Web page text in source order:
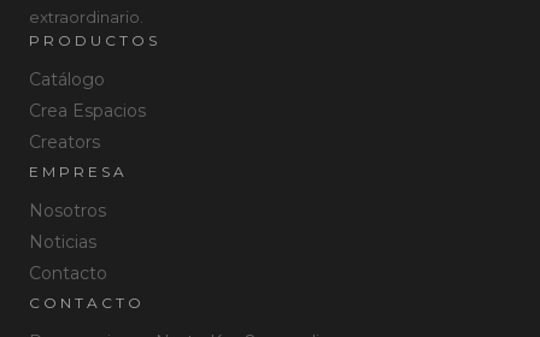
extraordinario.
PRODUCTOS
Catálogo
Crea Espacios
Creators
EMPRESA
Nosotros
Noticias
Contacto
CONTACTO